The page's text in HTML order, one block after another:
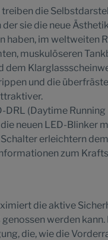
die
sie die neue
im weltweiten
muskulöseren
dem
und die
DRL (Daytime
neuen LED-Blinker
erleichtern
zum
die aktive
werden
die, wie die